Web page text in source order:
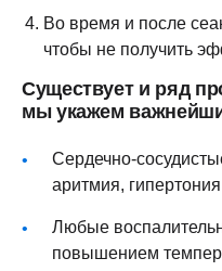
Во время и после
чтобы не получить
Существует и ряд
мы укажем
Сердечно-
аритмия,
Любые
повышением